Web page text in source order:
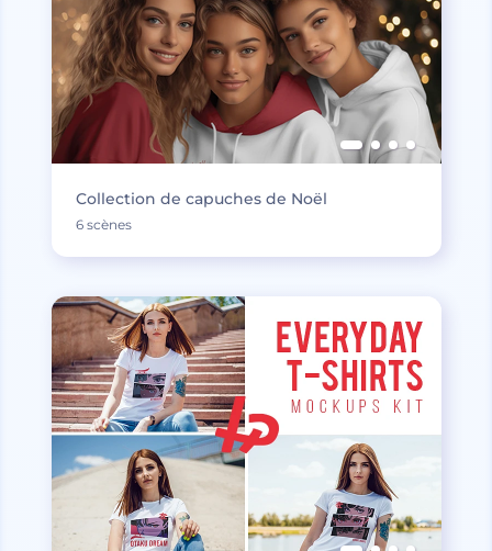
Collection de capuches de Noël
6 scènes